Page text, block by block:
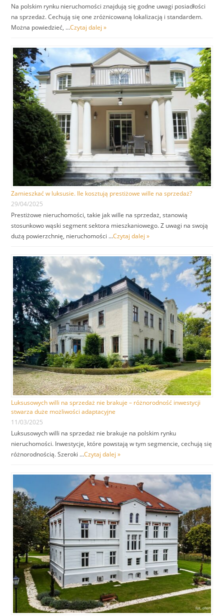
Na polskim rynku nieruchomości znajdują się godne uwagi posiadłości
na sprzedaż. Cechują się one zróżnicowaną lokalizacją i standardem.
Można powiedzieć, …Czytaj dalej »
Zamieszkać w luksusie. Ile kosztują prestiżowe wille na sprzedaż?
29/04/2025
Prestiżowe nieruchomości, takie jak wille na sprzedaż, stanowią
stosunkowo wąski segment sektora mieszkaniowego. Z uwagi na swoją
dużą powierzchnię, nieruchomości …Czytaj dalej »
Luksusowych willi na sprzedaż nie brakuje – różnorodność inwestycji
stwarza duże możliwości adaptacyjne
11/03/2025
Luksusowych willi na sprzedaż nie brakuje na polskim rynku
nieruchomości. Inwestycje, które powstają w tym segmencie, cechują się
różnorodnością. Szeroki …Czytaj dalej »